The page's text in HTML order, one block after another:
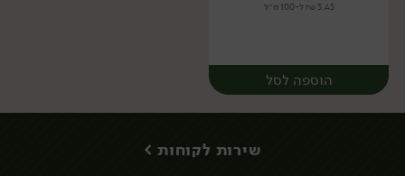
3.45 ₪ ל-100 מ״ל
הוספה לסל
שירות לקוחות >